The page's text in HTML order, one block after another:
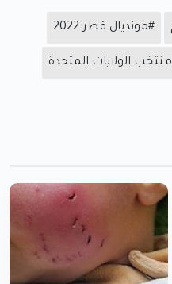
#مونديال قطر 2022
الولايات المتحدة